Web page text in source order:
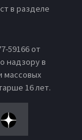
в разделе
59166 от
надзору в
массовых
16 лет.